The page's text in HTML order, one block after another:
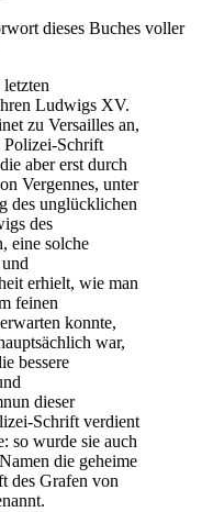
dieses Buches voller
Ludwigs XV.
zu Versailles an,
Polizei-Schrift
aber erst durch
Vergennes, unter
des unglücklichen
des
eine solche
erhielt, wie man
feinen
konnte,
war,
bessere
dieser
Schrift verdient
so wurde sie auch
die geheime
des Grafen von